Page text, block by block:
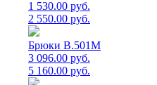
1 530.00 руб.
2 550.00 руб.
Брюки B.501M
3 096.00 руб.
5 160.00 руб.